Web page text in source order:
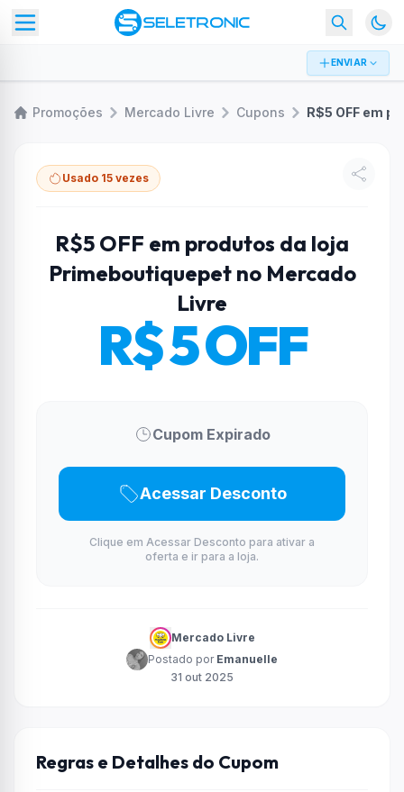
ENVIAR
Promoções Mercado Livre Cupons
Usado 15 vezes
R$5 OFF em produtos da loja
Primeboutiquepet no Mercado
Livre
R$ 5 OFF
Cupom Expirado
Acessar Desconto
Clique em Acessar Desconto para ativar a
oferta e ir para a loja.
Mercado Livre
Postado por Emanuelle
31 out 2025
Regras e Detalhes do Cupom